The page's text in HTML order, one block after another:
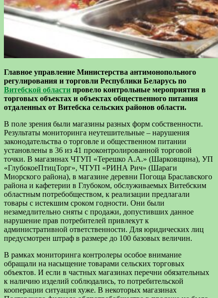
Главное управление Министерства антимонопольного
регулирования и торговли Республики Беларусь по
Витебской области провело контрольные мероприятия в
торговых объектах и объектах общественного питания
отдаленных от Витебска сельских районов области.
В поле зрения были магазины разных форм собственности.
Результаты мониторинга неутешительные – нарушения
законодательства о торговле и общественном питании
установлены в 36 из 41 проконтролированной торговой
точки. В магазинах ЧТУП «Терешко А.А.» (Шарковщина), УП
«ГлубокоеПтицТорг», ЧТУП «РИНА Рич» (Шараги
Миорского района), в магазине деревни Погоща Браславского
района и кафетерии в Глубоком, обслуживаемых Витебским
областным потребобществом, к реализации предлагали
товары с истекшим сроком годности. Они были
незамедлительно сняты с продажи, допустивших данное
нарушение прав потребителей привлекут к
административной ответственности. Для юридических лиц
предусмотрен штраф в размере до 100 базовых величин.
В рамках мониторинга контролеры особое внимание
обращали на насыщение товарами сельских торговых
объектов. И если в частных магазинах перечни обязательных
к наличию изделий соблюдались, то потребительской
кооперации ситуация хуже. В некоторых магазинах